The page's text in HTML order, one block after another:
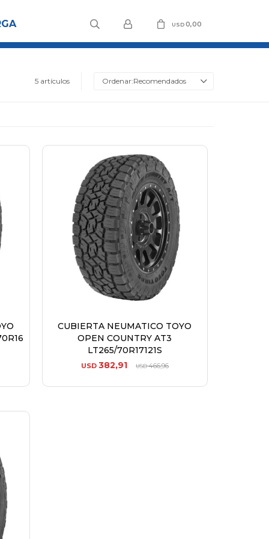
USD0,00
5 artículos Recomendados
CUBIERTA NEUMATICO TOYO
OPEN COUNTRY AT3
LT265/70R17121S
USD 382,91 USD466,96